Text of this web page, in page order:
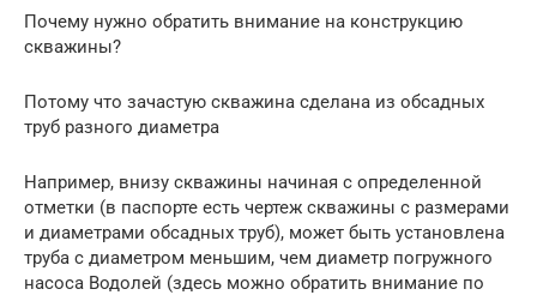
Почему нужно обратить внимание на конструкцию
скважины?
Потому что зачастую скважина сделана из обсадных
труб разного диаметра
Например, внизу скважины начиная с определенной
отметки (в паспорте есть чертеж скважины с размерами
и диаметрами обсадных труб), может быть установлена
труба с диаметром меньшим, чем диаметр погружного
насоса Водолей (здесь можно обратить внимание по